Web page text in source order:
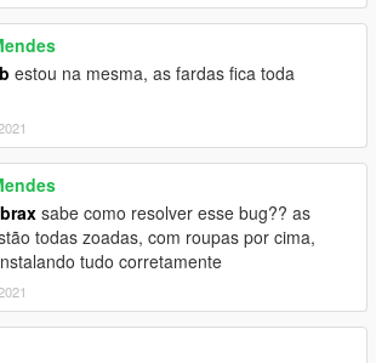
estou na mesma, as fardas fica toda
sabe como resolver esse bug?? as
todas zoadas, com roupas por cima,
tudo corretamente